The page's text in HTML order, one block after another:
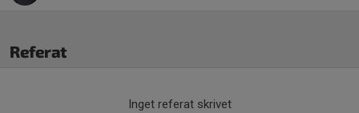
Referat
Inget referat skrivet